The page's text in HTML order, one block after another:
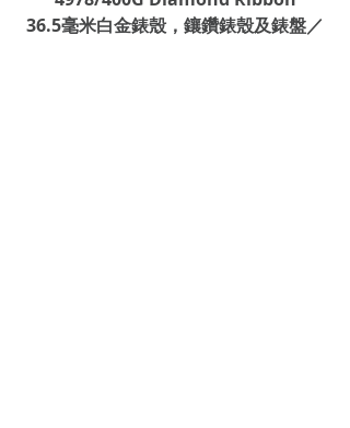
36.5毫米白金錶殼，鑲鑽錶殼及錶盤／